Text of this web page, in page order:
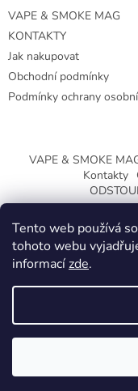
Tento web používá
tohoto webu
informacízde.
VAPE & SMOKE MAG
KONTAKTY
Jak nakupovat
Obchodní podmínky
Podmínky ochrany
VAPE & SMOKE
Kontakty
Copyright 2026